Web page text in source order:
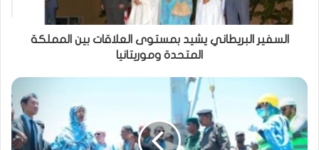
السفير البريطاني يشيد بمستوى العلاقات بين المملكة
المتحدة وموريتانيا